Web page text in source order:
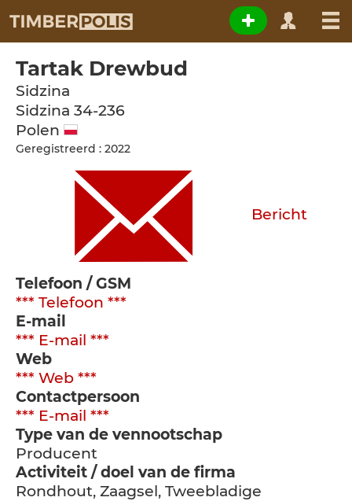
Tartak Drewbud
Sidzina
Sidzina 34-236
Polen
Geregistreerd : 2022
Bericht
Telefoon / GSM
*** Telefoon ***
E-mail
*** E-mail ***
Web
*** Web ***
Contactpersoon
*** E-mail ***
Type van de vennootschap
Producent
Activiteit / doel van de firma
Rondhout, Zaagsel, Tweebladige